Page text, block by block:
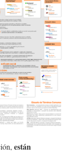
están